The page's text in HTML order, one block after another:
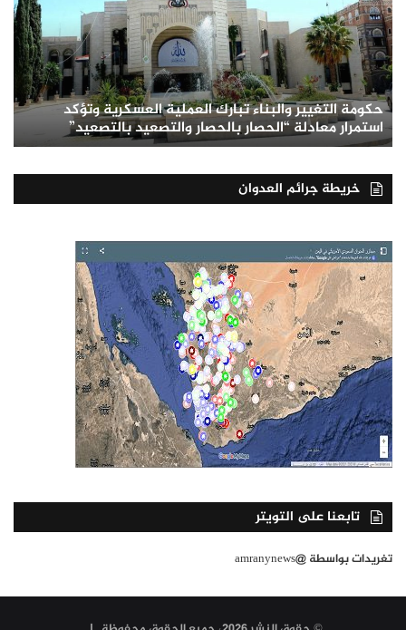
حكومة التغيير والبناء تبارك العملية العسكرية وتؤكد
استمرار معادلة “الحصار بالحصار والتصعيد بالتصعيد”
خريطة جرائم العدوان
تابعنا على التويتر
تغريدات بواسطة @amranynews